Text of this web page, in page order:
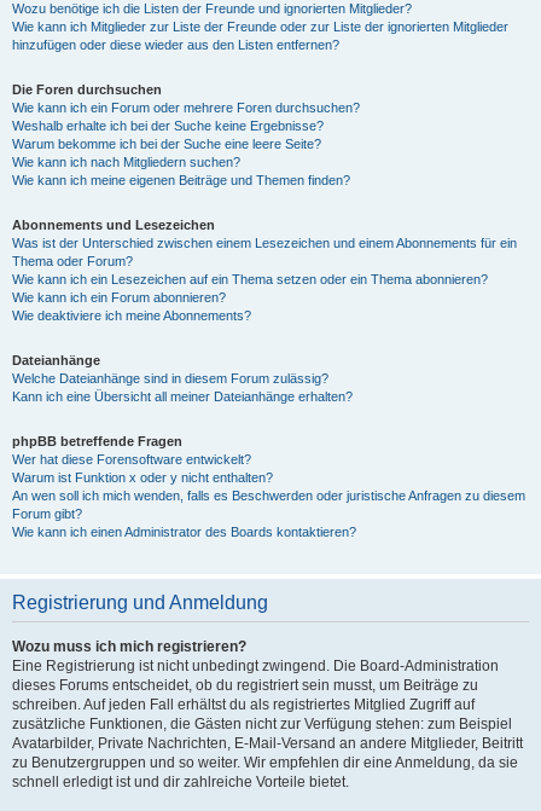
Wozu benötige ich die Listen der Freunde und ignorierten Mitglieder?
Wie kann ich Mitglieder zur Liste der Freunde oder zur Liste der ignorierten Mitglieder
hinzufügen oder diese wieder aus den Listen entfernen?
Die Foren durchsuchen
Wie kann ich ein Forum oder mehrere Foren durchsuchen?
Weshalb erhalte ich bei der Suche keine Ergebnisse?
Warum bekomme ich bei der Suche eine leere Seite?
Wie kann ich nach Mitgliedern suchen?
Wie kann ich meine eigenen Beiträge und Themen finden?
Abonnements und Lesezeichen
Was ist der Unterschied zwischen einem Lesezeichen und einem Abonnements für ein
Thema oder Forum?
Wie kann ich ein Lesezeichen auf ein Thema setzen oder ein Thema abonnieren?
Wie kann ich ein Forum abonnieren?
Wie deaktiviere ich meine Abonnements?
Dateianhänge
Welche Dateianhänge sind in diesem Forum zulässig?
Kann ich eine Übersicht all meiner Dateianhänge erhalten?
phpBB betreffende Fragen
Wer hat diese Forensoftware entwickelt?
Warum ist Funktion x oder y nicht enthalten?
An wen soll ich mich wenden, falls es Beschwerden oder juristische Anfragen zu diesem
Forum gibt?
Wie kann ich einen Administrator des Boards kontaktieren?
Registrierung und Anmeldung
Wozu muss ich mich registrieren?
Eine Registrierung ist nicht unbedingt zwingend. Die Board-Administration
dieses Forums entscheidet, ob du registriert sein musst, um Beiträge zu
schreiben. Auf jeden Fall erhältst du als registriertes Mitglied Zugriff auf
zusätzliche Funktionen, die Gästen nicht zur Verfügung stehen: zum Beispiel
Avatarbilder, Private Nachrichten, E-Mail-Versand an andere Mitglieder, Beitritt
zu Benutzergruppen und so weiter. Wir empfehlen dir eine Anmeldung, da sie
schnell erledigt ist und dir zahlreiche Vorteile bietet.